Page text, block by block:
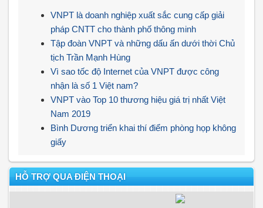
VNPT là doanh nghiệp xuất sắc cung cấp giải
pháp CNTT cho thành phố thông minh
Tập đoàn VNPT và những dấu ấn dưới thời Chủ
tịch Trần Mạnh Hùng
Vì sao tốc độ Internet của VNPT được công
nhận là số 1 Việt nam?
VNPT vào Top 10 thương hiệu giá trị nhất Việt
Nam 2019
Bình Dương triển khai thí điểm phòng họp không
giấy
HỖ TRỢ QUA ĐIỆN THOẠI